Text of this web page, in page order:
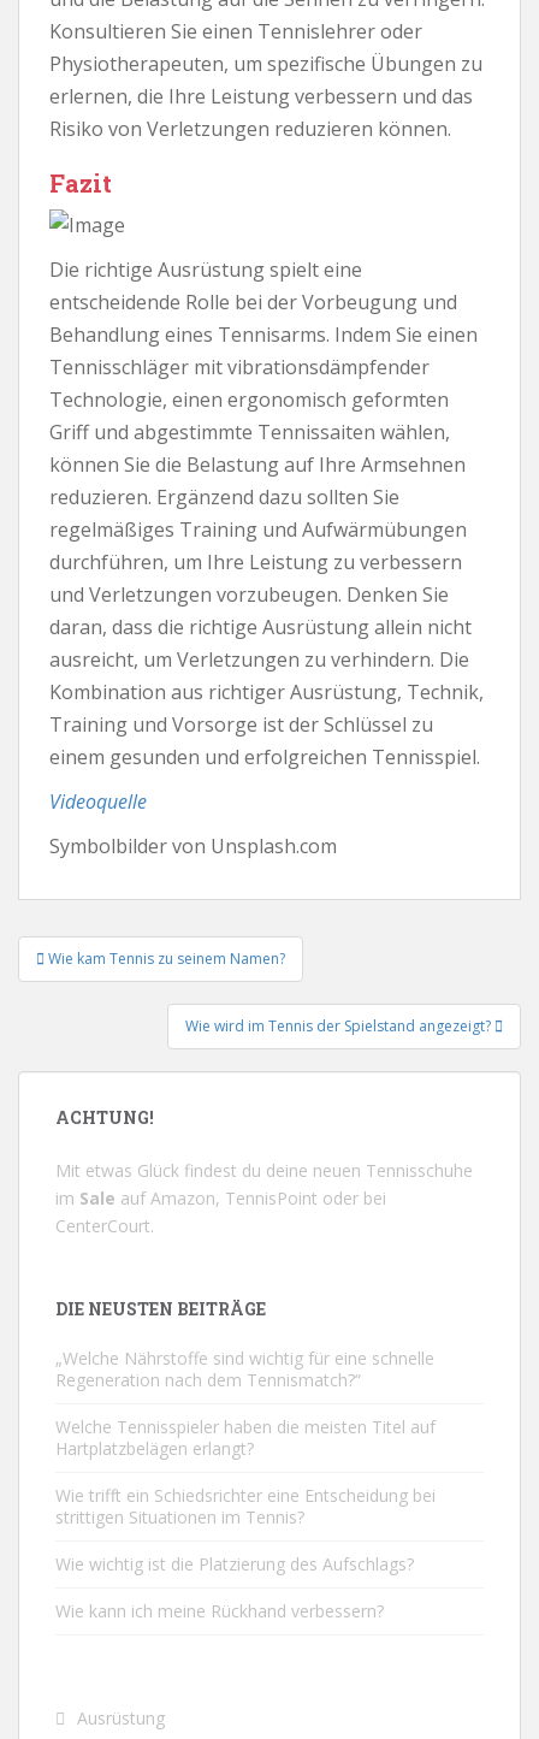
Konsultieren Sie einen Tennislehrer oder
Physiotherapeuten, um spezifische Übungen zu
erlernen, die Ihre Leistung verbessern und das
Risiko von Verletzungen reduzieren können.
Fazit
Die richtige Ausrüstung spielt eine
entscheidende Rolle bei der Vorbeugung und
Behandlung eines Tennisarms. Indem Sie einen
Tennisschläger mit vibrationsdämpfender
Technologie, einen ergonomisch geformten
Griff und abgestimmte Tennissaiten wählen,
können Sie die Belastung auf Ihre Armsehnen
reduzieren. Ergänzend dazu sollten Sie
regelmäßiges Training und Aufwärmübungen
durchführen, um Ihre Leistung zu verbessern
und Verletzungen vorzubeugen. Denken Sie
daran, dass die richtige Ausrüstung allein nicht
ausreicht, um Verletzungen zu verhindern. Die
Kombination aus richtiger Ausrüstung, Technik,
Training und Vorsorge ist der Schlüssel zu
einem gesunden und erfolgreichen Tennisspiel.
Videoquelle
Symbolbilder von Unsplash.com
Beitrags-
Navigation
Wie kam Tennis zu seinem Namen?
Wie wird im Tennis der Spielstand angezeigt?
ACHTUNG!
Mit etwas Glück findest du deine neuen Tennisschuhe
im Sale aufAmazon, TennisPoint oder bei
CenterCourt.
DIE NEUSTEN BEITRÄGE
„Welche Nährstoffe sind wichtig für eine schnelle
Regeneration nach dem Tennismatch?“
Welche Tennisspieler haben die meisten Titel auf
Hartplatzbelägen erlangt?
Wie trifft ein Schiedsrichter eine Entscheidung bei
strittigen Situationen im Tennis?
Wie wichtig ist die Platzierung des Aufschlags?
Wie kann ich meine Rückhand verbessern?
Ausrüstung